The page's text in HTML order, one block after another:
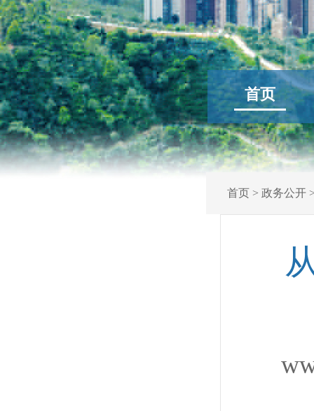
首页
首页> 政务公开